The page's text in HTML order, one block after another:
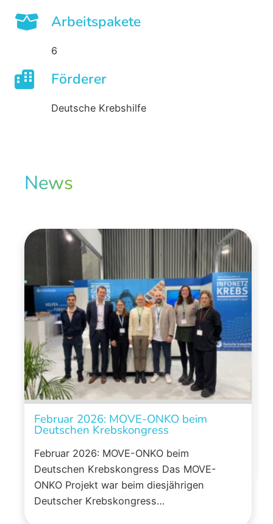
Arbeitspakete
6
Förderer
Deutsche Krebshilfe
News
Februar 2026: MOVE-ONKO beim
Deutschen Krebskongress
Februar 2026: MOVE-ONKO beim
Deutschen Krebskongress Das MOVE-
ONKO Projekt war beim diesjährigen
Deutscher Krebskongress…